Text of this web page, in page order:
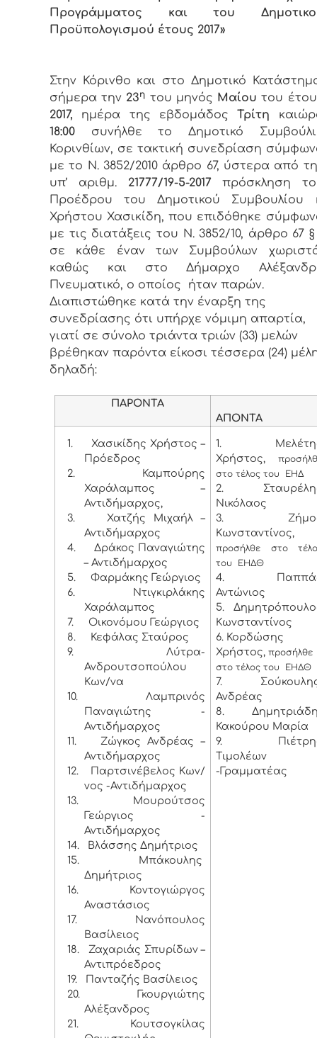
Προγράμματος και του
Προϋπολογισμού έτους 2017»
Στην Κόρινθο και στο Δημοτικό
σήμερα την 23η του μηνός Μαίου του
2017, ημέρα της εβδομάδοςΤρίτη
18:00 συνήλθε το Δημοτικό
Κορινθίων, σε τακτική συνεδρίαση
με το Ν. 3852/2010 άρθρο 67, ύστερα από
υπ’ αριθμ. 21777/19-5-2017πρόσκληση
Προέδρου του Δημοτικού Συμβουλίου
Χρήστου Χασικίδη, που επιδόθηκε
με τις διατάξεις του Ν. 3852/10, άρθρο 67 §
σε κάθε έναν των Συμβούλων
καθώς και στο Δήμαρχο
Πνευματικό, ο οποίος ήταν παρών.
Διαπιστώθηκε κατά την έναρξη της
συνεδρίασης ότι υπήρχε νόμιμη απαρτία,
γιατί σε σύνολο τριάντα τριών (33) μελών
βρέθηκαν παρόντα είκοσι τέσσερα (24)
δηλαδή:
ΠΑΡΟΝΤΑ
ΑΠΟΝΤΑ
1.
Χασικίδης Χρήστος –
Πρόεδρος
2. Καμπούρης
Χαράλαμπος –
Αντιδήμαρχος,
3. Χατζής Μιχαήλ –
Αντιδήμαρχος
4.
Δράκος Παναγιώτης
– Αντιδήμαρχος
5.
Φαρμάκης Γεώργιος
6.
Ντιγκιρλάκης
Χαράλαμπος
7.
Οικονόμου Γεώργιος
8.
Κεφάλας Σταύρος
9.
Λύτρα-
Ανδρουτσοπούλου
Κων/να
10.
Λαμπρινός
Παναγιώτης -
Αντιδήμαρχος
11.
Ζώγκος Ανδρέας –
Αντιδήμαρχος
12.
Παρτσινέβελος Κων/
νος -Αντιδήμαρχος
13.
Μουρούτσος
Γεώργιος -
Αντιδήμαρχος
14.
Βλάσσης Δημήτριος
15.
Μπάκουλης
Δημήτριος
16.
Κοντογιώργος
Αναστάσιος
17.
Νανόπουλος
Βασίλειος
18.
Ζαχαριάς Σπυρίδων –
Αντιπρόεδρος
19.
Πανταζής Βασίλειος
20.
Γκουργιώτης
Αλέξανδρος
21.
Κουτσογκίλας
1.
Χρήστος,
στο τέλος του ΕΗΔ
2.
Νικόλαος
3.
Κωνσταντίνος,
προσήλθε στο
του ΕΗΔΘ
4.
Αντώνιος
5.
Κωνσταντίνος
6. Κορδώσης
Χρήστος,προσήλθε
στο τέλος του ΕΗΔΘ
7.
Ανδρέας
8.
Κακούρου Μαρία
9.
Τιμολέων
-Γραμματέας